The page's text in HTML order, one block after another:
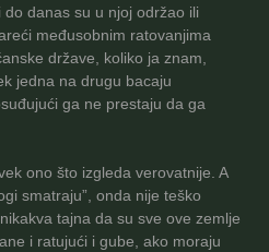
danas su u njoj održao ili
međusobnim ratovanjima
države, koliko ja znam,
jedna na drugu bacaju
ga ne prestaju da ga
ono što izgleda verovatnije. A
smatraju”, onda nije teško
tajna da su sve ove zemlje
i ratujući i gube, ako moraju